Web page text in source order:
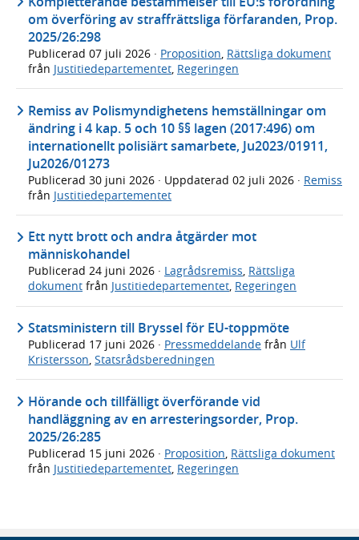
om överföring av straffrättsliga förfaranden, Prop.
2025/26:298
Publicerad 07 juli 2026 · Proposition, Rättsliga dokument
från Justitiedepartementet, Regeringen
Remiss av Polismyndighetens hemställningar om
ändring i 4 kap. 5 och 10 §§ lagen (2017:496) om
internationellt polisiärt samarbete, Ju2023/01911,
Ju2026/01273
Publicerad 30 juni 2026 · Uppdaterad 02 juli 2026 · Remiss
från Justitiedepartementet
Ett nytt brott och andra åtgärder mot
människohandel
Publicerad 24 juni 2026 · Lagrådsremiss, Rättsliga
dokument från Justitiedepartementet, Regeringen
Statsministern till Bryssel för EU-toppmöte
Publicerad 17 juni 2026 · Pressmeddelande från Ulf
Kristersson, Statsrådsberedningen
Hörande och tillfälligt överförande vid
handläggning av en arresteringsorder, Prop.
2025/26:285
Publicerad 15 juni 2026 · Proposition Rättsliga dokument
från Justitiedepartementet Regeringen